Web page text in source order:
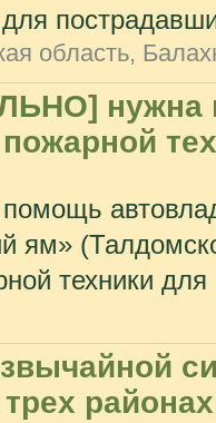
область,
нужна
ям»
техники